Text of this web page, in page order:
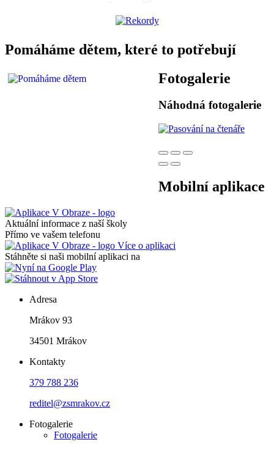
Pomáháme dětem, které to potřebují
Fotogalerie
Náhodná fotogalerie
Mobilní aplikace
Aktuální informace z naší školy
Přímo ve vašem telefonu
Více o aplikaci
Stáhněte si naši mobilní aplikaci na
Adresa
Mrákov 93
34501 Mrákov
Kontakty
379 788 236
reditel@zsmrakov.cz
Fotogalerie
Fotogalerie